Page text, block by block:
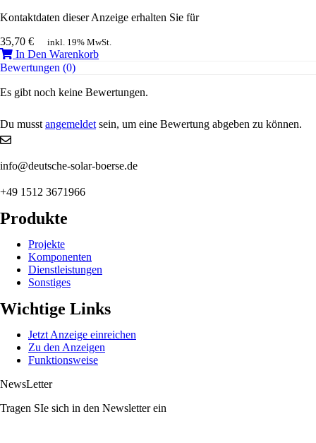
Kontaktdaten dieser Anzeige erhalten Sie für
35,70 € inkl. 19% MwSt.
In Den Warenkorb
Bewertungen (0)
Es gibt noch keine Bewertungen.
Du musst angemeldet sein, um eine Bewertung abgeben zu können.
info@deutsche-solar-boerse.de
+49 1512 3671966
Produkte
Projekte
Komponenten
Dienstleistungen
Sonstiges
Wichtige Links
Jetzt Anzeige einreichen
Zu den Anzeigen
Funktionsweise
NewsLetter
Tragen SIe sich in den Newsletter ein